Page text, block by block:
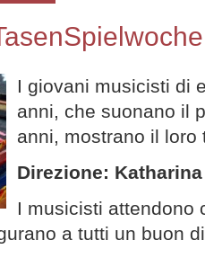
I giovani musicisti di
anni, che suonano il
anni, mostrano il loro
Direzione:
I musicisti attendono
a tutti un buon